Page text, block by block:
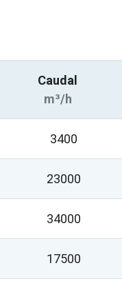
Caudal
m³/h
3400
23000
34000
17500